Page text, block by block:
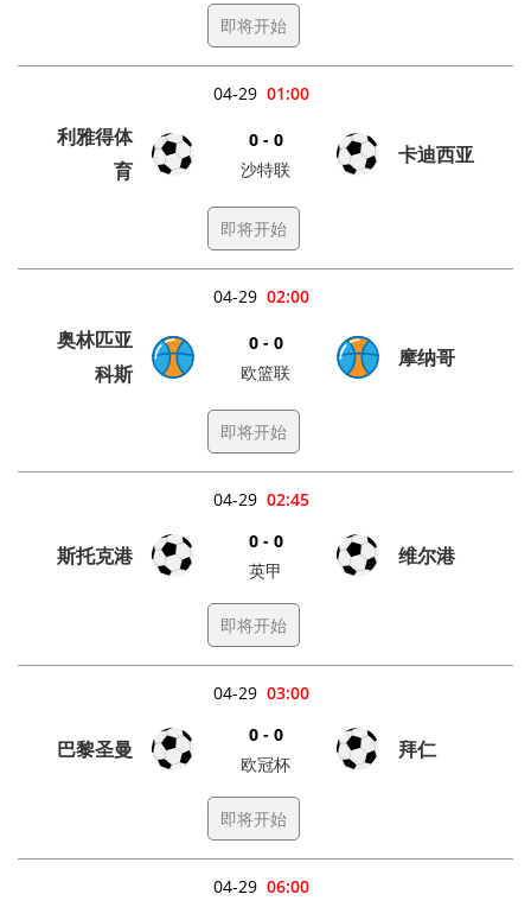
即将开始
01:00
04-29
利雅得体
育
0 - 0
沙特联
卡迪西亚
即将开始
02:00
04-29
奥林匹亚
科斯
0 - 0
欧篮联
摩纳哥
即将开始
02:45
04-29
斯托克港
0 - 0
英甲
维尔港
即将开始
03:00
04-29
巴黎圣曼
0 - 0
欧冠杯
拜仁
即将开始
06:00
04-29